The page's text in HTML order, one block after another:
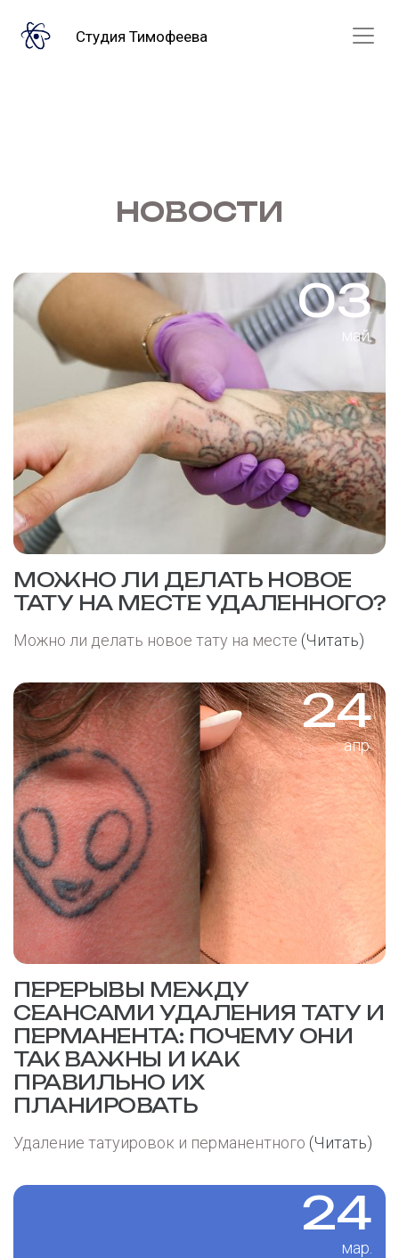
Студия Тимофеева
НОВОСТИ
03
май.
МОЖНО ЛИ ДЕЛАТЬ НОВОЕ
ТАТУ НА МЕСТЕ УДАЛЕННОГО?
Можно ли делать новое тату на месте (Читать)
24
апр.
ПЕРЕРЫВЫ МЕЖДУ
СЕАНСАМИ УДАЛЕНИЯ ТАТУ И
ПЕРМАНЕНТА: ПОЧЕМУ ОНИ
ТАК ВАЖНЫ И КАК
ПРАВИЛЬНО ИХ
ПЛАНИРОВАТЬ
Удаление татуировок и перманентного (Читать)
24
мар.